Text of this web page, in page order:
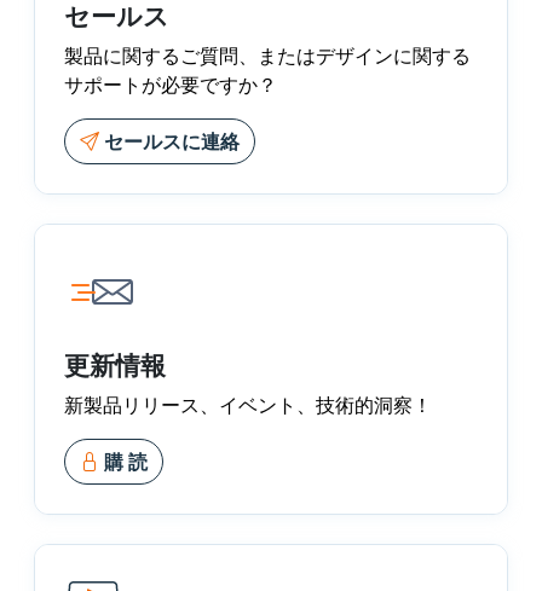
セールス
製品に関するご質問、またはデザインに関する
サポートが必要ですか？
セールスに連絡
更新情報
新製品リリース、イベント、技術的洞察！
購 読